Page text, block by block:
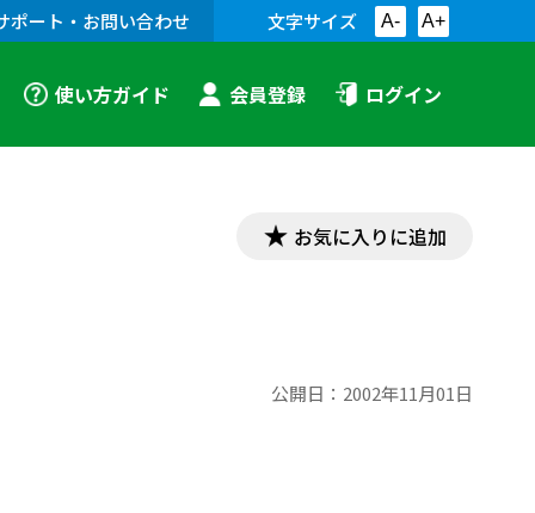
ポート・お問い合わせ 文字サイズ A- A+
使い方ガイド 会員登録 ログイン
お気に入りに追加
公開日： 2002年11月01日